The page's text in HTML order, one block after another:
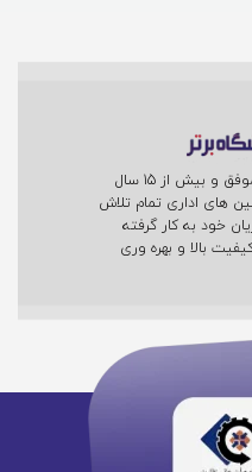
فروشگاه فناوری برتر با حضور موفق و بیش از 15 سال
های اداری تمام تلاش
خود به کار گرفته
بالا و بهره وری